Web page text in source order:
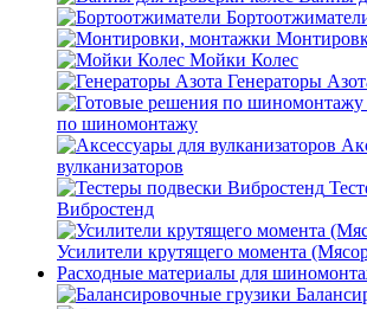
Мойки Колес
Генераторы
по шиномонтажу
вулканизаторов
Вибростенд
Усилители крутящего момента
Расходные материалы для